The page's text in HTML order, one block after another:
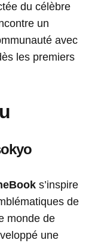
du célèbre
un
avec
les premiers
s’inspire
de
monde de
une